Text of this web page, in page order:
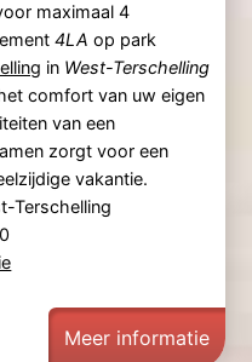
maximaal 4
4LA op park
in West-Terschelling
comfort van uw eigen
van een
zorgt voor een
vakantie.
Terschelling
Meer informatie